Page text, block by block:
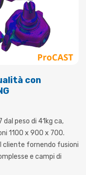
con
dal peso di 41kg ca,
1100 x 900 x 700.
cliente fornendo fusioni
e campi di